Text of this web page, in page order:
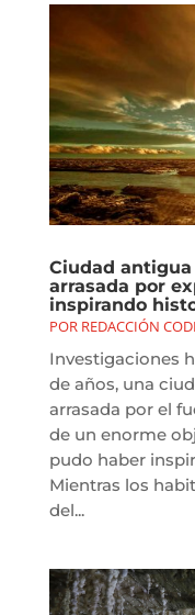
Ciudad
arrasada por
inspirando
POR REDACCIÓN
Investigaciones
de años, una
arrasada por el
de un enorme
pudo haber
Mientras los
del...